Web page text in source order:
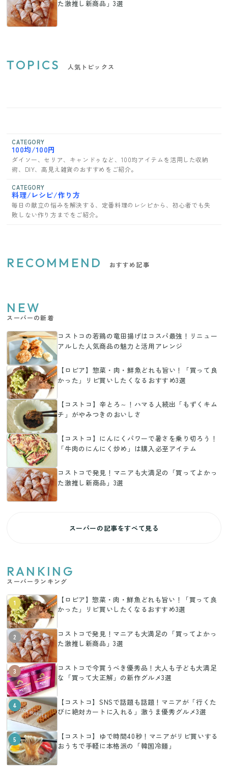
た激推し新商品」3選
TOPICS 人気トピックス
CATEGORY
100均/100円
ダイソー、セリア、キャンドゥなど、100均アイテムを活用した収納
術、DIY、高見え雑貨のおすすめをご紹介。
CATEGORY
料理/レシピ/作り方
毎日の献立の悩みを解決する、定番料理のレシピから、初心者でも失
敗しない作り方までをご紹介。
RECOMMEND おすすめ記事
NEW
スーパーの新着
コストコの若鶏の竜田揚げはコスパ最強！リニュー
アルした人気商品の魅力と活用アレンジ
【ロピア】惣菜・肉・鮮魚どれも旨い！「買って良
かった」リピ買いしたくなるおすすめ3選
【コストコ】辛とろ～！ハマる人続出「もずくキム
チ」がやみつきのおいしさ
【コストコ】にんにくパワーで暑さを乗り切ろう！
「牛肉のにんにく炒め」は購入必至アイテム
コストコで発見！マニアも大満足の「買ってよかっ
た激推し新商品」3選
スーパーの記事をすべて見る
RANKING
スーパーランキング
1
【ロピア】惣菜・肉・鮮魚どれも旨い！「買って良
かった」リピ買いしたくなるおすすめ3選
2
コストコで発見！マニアも大満足の「買ってよかっ
た激推し新商品」3選
3
コストコで今買うべき優秀品！大人も子ども大満足
な「買って大正解」の新作グルメ3選
4
【コストコ】SNSで話題も話題！マニアが「行くた
びに絶対カートに入れる」激うま優秀グルメ3選
5
【コストコ】ゆで時間40秒！マニアがリピ買いする
おうちで手軽に本格派の「韓国冷麺」